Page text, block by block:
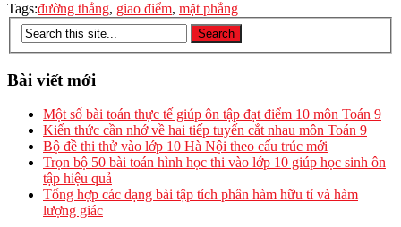
Tags:đường thẳng, giao điểm, mặt phẳng
Bài viết mới
Một số bài toán thực tế giúp ôn tập đạt điểm 10 môn Toán 9
Kiến thức cần nhớ về hai tiếp tuyến cắt nhau môn Toán 9
Bộ đề thi thử vào lớp 10 Hà Nội theo cấu trúc mới
Trọn bộ 50 bài toán hình học thi vào lớp 10 giúp học sinh ôn
tập hiệu quả
Tổng hợp các dạng bài tập tích phân hàm hữu tỉ và hàm
lượng giác